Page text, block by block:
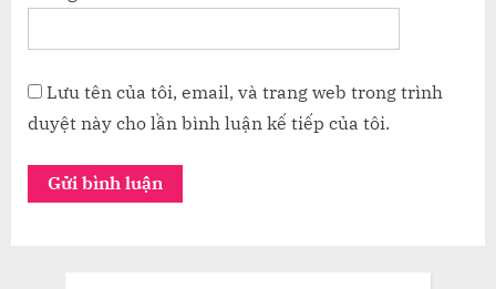
Lưu tên của tôi, email, và trang web trong trình
duyệt này cho lần bình luận kế tiếp của tôi.